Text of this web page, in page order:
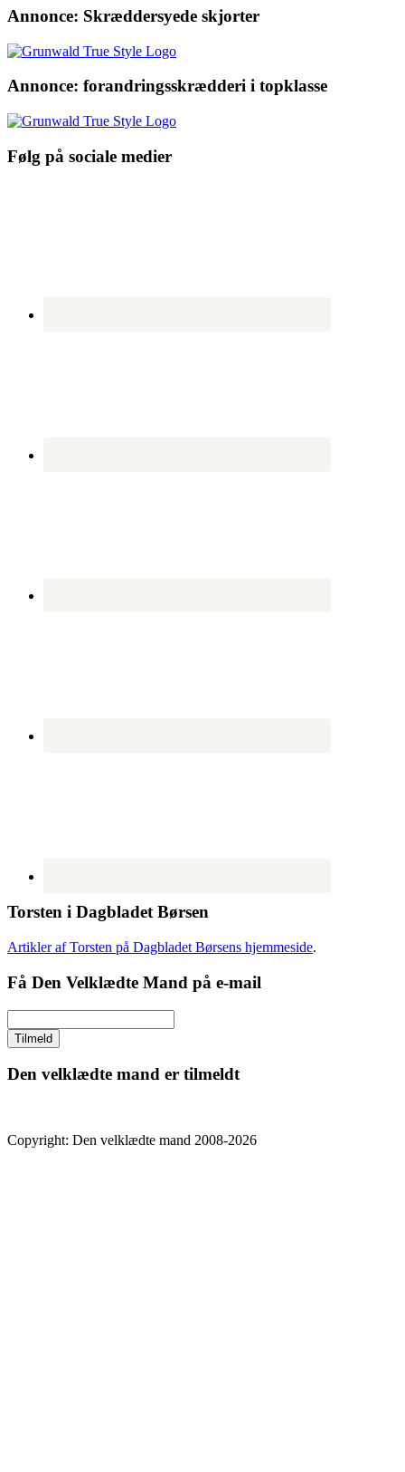
Annonce: Skræddersyede skjorter
Annonce: forandringsskrædderi i topklasse
Følg på sociale medier
Torsten i Dagbladet Børsen
Artikler af Torsten på Dagbladet Børsens hjemmeside.
Få Den Velklædte Mand på e-mail
Den velklædte mand er tilmeldt
Copyright: Den velklædte mand 2008-2026